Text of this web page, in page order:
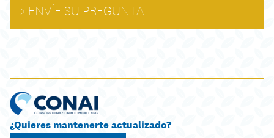
ENVÍE SU PREGUNTA
¿Quieres mantenerte actualizado?